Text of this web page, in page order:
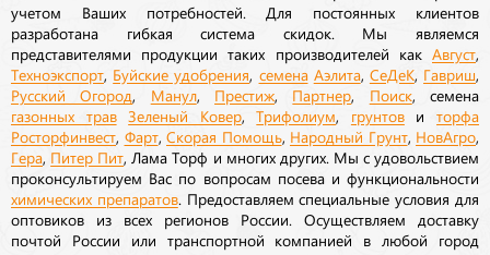
учетом Ваших потребностей. Для постоянных клиентов
разработана гибкая система скидок. Мы являемся
представителями продукции таких производителей как Август
Техноэкспорт Буйские удобрения семена Аэлита, СеДеК Гавриш
Русский Огород Манул, Престиж Партнер Поиск, семена
газонных трав Зеленый Ковер,Трифолиум грунтовиторфа
Росторфинвест Фарт, Скорая Помощь Народный Грунт, НовАгро
Гера Питер Пит , Лама Торф и многих других. Мы с удовольствием
проконсультируем Вас по вопросам посева и функциональности
химических препаратов. Предоставляем специальные условия для
оптовиков из всех регионов России. Осуществляем доставку
почтой России или транспортной компанией в любой город